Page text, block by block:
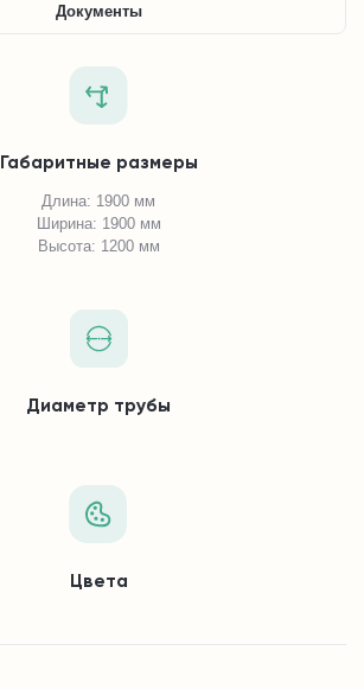
Документы
Габаритные размеры
Длина: 1900 мм
Ширина: 1900 мм
Высота: 1200 мм
Диаметр трубы
Цвета